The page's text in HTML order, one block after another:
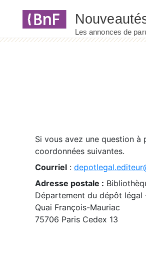
Si vous avez une question
coordonnées suivantes.
Courriel :
Adresse postale :
Département du dépôt légal
Quai François-Mauriac
75706 Paris Cedex 13